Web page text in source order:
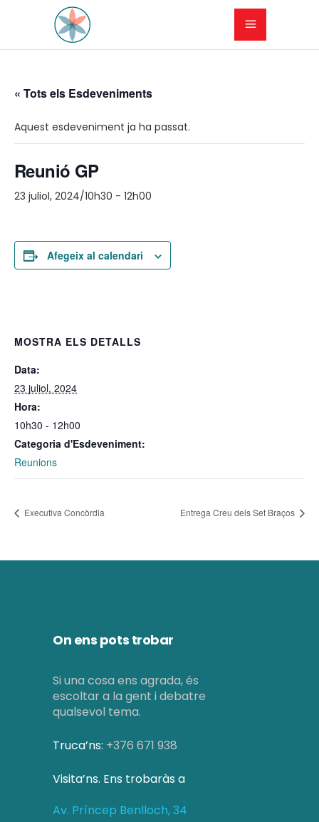
« Tots els Esdeveniments
Aquest esdeveniment ja ha passat.
Reunió GP
23 juliol, 2024/10h30 - 12h00
Afegeix al calendari
MOSTRA ELS DETALLS
Data:
23 juliol, 2024
Hora:
10h30 - 12h00
Categoria d'Esdeveniment:
Reunions
Executiva Concòrdia Entrega Creu dels Set Braços
On ens pots trobar
Si una cosa ens agrada, és
escoltar a la gent i debatre
qualsevol tema.
Truca’ns: +376 671 938
Visita’ns. Ens trobaràs a
Av. Príncep Benlloch, 34